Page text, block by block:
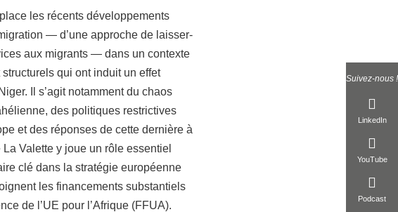
Suivez-nous !
LinkedIn
YouTube
Podcast
les récents développements
— d’une approche de laisser-
aux migrants — dans un contexte
qui ont induit un effet
Il s’agit notamment du chaos
des politiques restrictives
et des réponses de cette dernière à
Valette y joue un rôle essentiel
clé dans la stratégie européenne
les financements substantiels
de l’UE pour l’Afrique (FFUA).